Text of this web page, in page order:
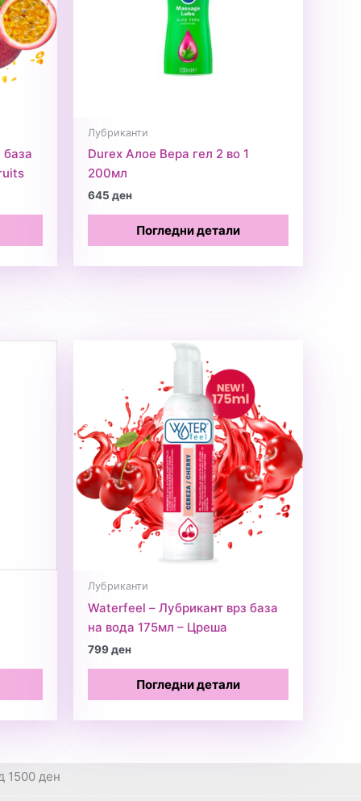
база
Лубриканти
Durex Алое Вера гел 2 во 1
200мл
645 ден
Погледни детали
Лубриканти
Waterfeel – Лубрикант врз база
на вода 175мл – Цреша
799ден
Погледни детали
1500 ден